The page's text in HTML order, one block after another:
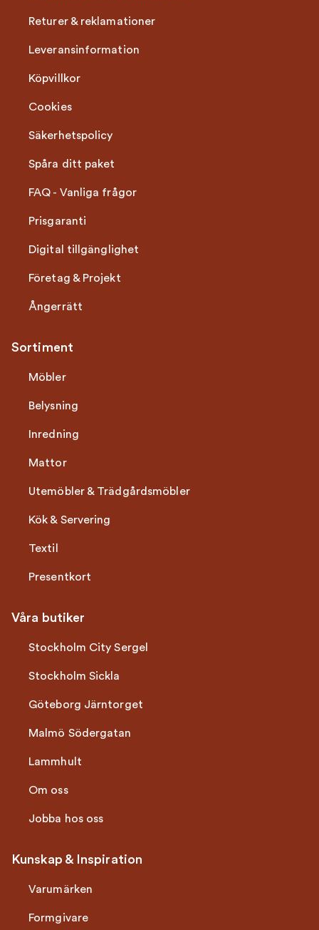
Returer & reklamationer
Leveransinformation
Köpvillkor
Cookies
Säkerhetspolicy
Spåra ditt paket
FAQ - Vanliga frågor
Prisgaranti
Digital tillgänglighet
Företag & Projekt
Ångerrätt
Sortiment
Möbler
Belysning
Inredning
Mattor
Utemöbler & Trädgårdsmöbler
Kök & Servering
Textil
Presentkort
Våra butiker
Stockholm City Sergel
Stockholm Sickla
Göteborg Järntorget
Malmö Södergatan
Lammhult
Om oss
Jobba hos oss
Kunskap & Inspiration
Varumärken
Formgivare